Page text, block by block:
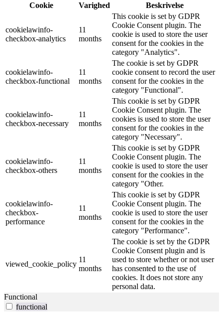
Cookie
Varighed Beskrivelse
cookielawinfo-
checkbox-analytics
11
months
This cookie is set by GDPR
Cookie Consent plugin. The
cookie is used to store the user
consent for the cookies in the
category "Analytics".
cookielawinfo-
checkbox-functional
11
months
The cookie is set by GDPR
cookie consent to record the user
consent for the cookies in the
category "Functional".
cookielawinfo-
checkbox-necessary
11
months
This cookie is set by GDPR
Cookie Consent plugin. The
cookies is used to store the user
consent for the cookies in the
category "Necessary".
cookielawinfo-
checkbox-others
11
months
This cookie is set by GDPR
Cookie Consent plugin. The
cookie is used to store the user
consent for the cookies in the
category "Other.
cookielawinfo-
checkbox-
performance
11
months
This cookie is set by GDPR
Cookie Consent plugin. The
cookie is used to store the user
consent for the cookies in the
category "Performance".
viewed_cookie_policy
11
months
The cookie is set by the GDPR
Cookie Consent plugin and is
used to store whether or not user
has consented to the use of
cookies. It does not store any
personal data.
Functional
functional